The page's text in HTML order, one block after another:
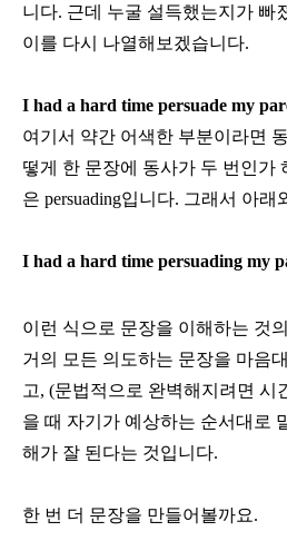
니다. 근데 누굴 설득했는지가 빠
이를 다시 나열해보겠습니다.
I had a hard time persuade my
여기서 약간 어색한 부분이라면
떻게 한 문장에 동사가 두 번인가
은 persuading입니다. 그래서 아래
I had a hard time persuading my
이런 식으로 문장을 이해하는 것
거의 모든 의도하는 문장을 마음
고, (문법적으로 완벽해지려면 시
을 때 자기가 예상하는 순서대로
해가 잘 된다는 것입니다.
한 번 더 문장을 만들어볼까요.